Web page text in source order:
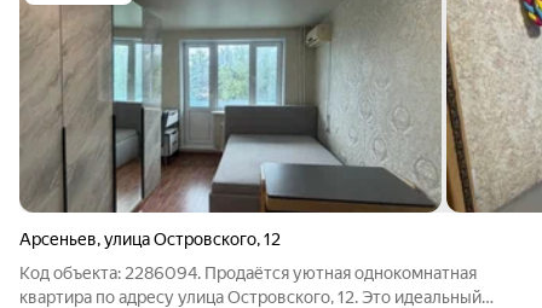
Арсеньев,улица Островского,12
Код объекта: 2286094. Продаётся уютная однокомнатная
квартира по адресу улица Островского, 12. Это идеальный